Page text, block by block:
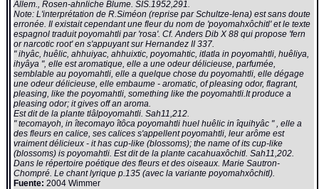
Allem., Rosen-ahnliche Blume. SIS.1952,291.
Note: L'interprétation de R.Siméon (reprise par Schultze-Iena) est sans doute
erronée. Il existait cependant une fleur du nom de 'poyomahxôchitl' et le texte
espagnol traduit poyomahtli par 'rosa'. Cf. Anders Dib X 88 qui propose 'fern
or narcotic root' en s'appuyant sur Hernandez II 337.
" ihyâc, huêlic, ahhuiyac, ahhuixtic, poyomahtic, itlatla in poyomahtli, huêliya,
ihyâya ", elle est aromatique, elle a une odeur délicieuse, parfumée,
semblable au poyomahtli, elle a quelque chose du poyomahtli, elle dégage
une odeur délicieuse, elle embaume - aromatic, of pleasing odor, flagrant,
pleasing, like the poyomahtli, something like the poyomahtli.It produce a
pleasing odor; it gives off an aroma.
Est dit de la plante tlâlpoyomahtli. Sah11,212.
" tecomayoh, in îtecomayo îtôca poyomahtli huel huêlic in îquihyâc " , elle a
des fleurs en calice, ses calices s'appellent poyomahtli, leur arôme est
vraiment délicieux - it has cup-like (blossoms); the name of its cup-like
(blossoms) is poyomahtli. Est dit de la plante cacahuaxôchitl. Sah11,202.
Dans le répertoire poétique des fleurs et des oiseaux. Marie Sautron-
Chompré. Le chant lyrique p.135 (avec la variante poyomahxôchitl).
Fuente: 2004 Wimmer